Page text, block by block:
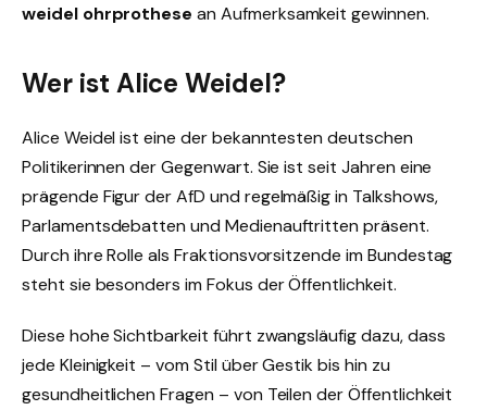
weidel ohrprothese an Aufmerksamkeit gewinnen.
Wer ist Alice Weidel?
Alice Weidel ist eine der bekanntesten deutschen
Politikerinnen der Gegenwart. Sie ist seit Jahren eine
prägende Figur der AfD und regelmäßig in Talkshows,
Parlamentsdebatten und Medienauftritten präsent.
Durch ihre Rolle als Fraktionsvorsitzende im Bundestag
steht sie besonders im Fokus der Öffentlichkeit.
Diese hohe Sichtbarkeit führt zwangsläufig dazu, dass
jede Kleinigkeit – vom Stil über Gestik bis hin zu
gesundheitlichen Fragen – von Teilen der Öffentlichkeit